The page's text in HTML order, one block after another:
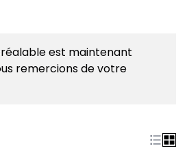
est maintenant
remercions de votre